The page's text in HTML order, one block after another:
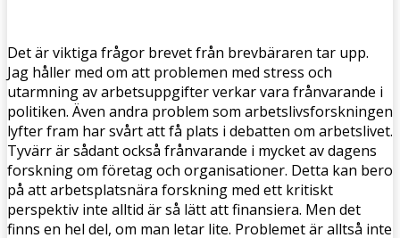
Det är viktiga frågor brevet från brevbäraren tar upp.
Jag håller med om att problemen med stress och
utarmning av arbetsuppgifter verkar vara frånvarande i
politiken. Även andra problem som arbetslivsforskningen
lyfter fram har svårt att få plats i debatten om arbetslivet.
Tyvärr är sådant också frånvarande i mycket av dagens
forskning om företag och organisationer. Detta kan bero
på att arbetsplatsnära forskning med ett kritiskt
perspektiv inte alltid är så lätt att finansiera. Men det
finns en hel del, om man letar lite. Problemet är alltså inte